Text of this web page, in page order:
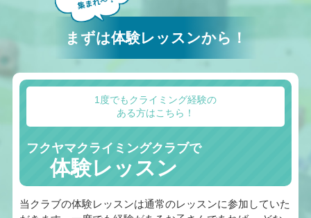
まずは体験レッスンから！
1度でもクライミング経験の
ある方はこちら！
フクヤマクライミングクラブで
体験レッスン
当クラブの体験レッスンは通常のレッスンに参加していた